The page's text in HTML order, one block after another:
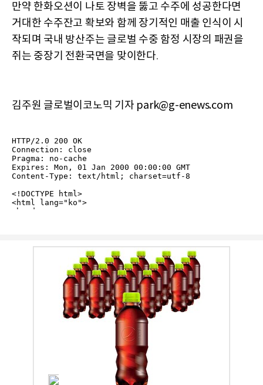
만약 한화오션이 나토 장벽을 뚫고 수주에 성공한다면
거대한 수주잔고 확보와 함께 장기적인 매출 인식이 시
작되며 국내 방산주는 글로벌 수중 함정 시장의 패권을
쥐는 중장기 전환국면을 맞이한다.
김주원 글로벌이코노믹 기자 park@g-enews.com